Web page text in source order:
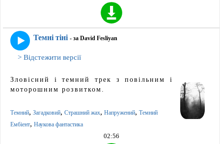
Темні тіні - за David Fesliyan
> Відстежити версії
Зловісний і темний трек з повільним і
моторошним розвитком.
Темний, Загадковий, Страшний жах, Напружений, Темний
Ембіент, Наукова фантастика
02:56